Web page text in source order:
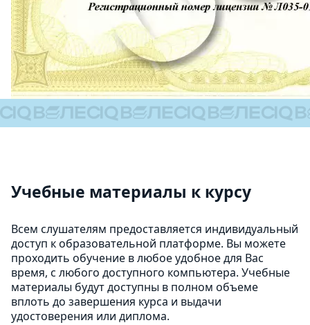
Учебные материалы к курсу
Всем слушателям предоставляется индивидуальный
доступ к образовательной платформе. Вы можете
проходить обучение в любое удобное для Вас
время, с любого доступного компьютера. Учебные
материалы будут доступны в полном объеме
вплоть до завершения курса и выдачи
удостоверения или диплома.